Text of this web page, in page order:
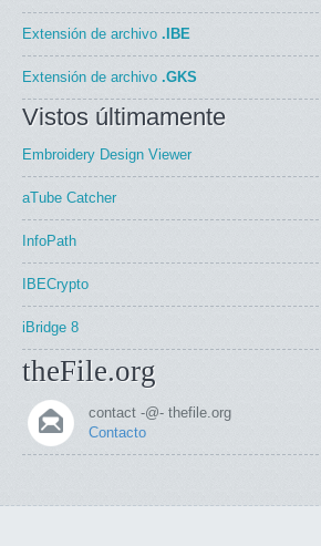
Extensión de archivo .IBE
Extensión de archivo .GKS
Vistos últimamente
Embroidery Design Viewer
aTube Catcher
InfoPath
IBECrypto
iBridge 8
theFile.org
contact -@- thefile.org
Contacto